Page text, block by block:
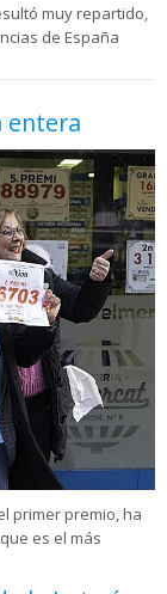
muy repartido,
de España
entera
primer premio, ha
es el más